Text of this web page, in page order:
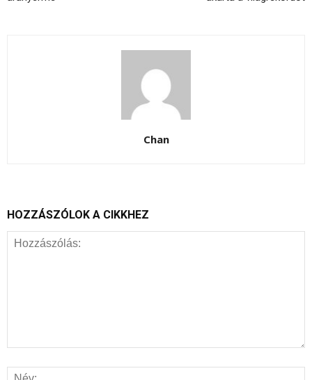
Chan
HOZZÁSZÓLOK A CIKKHEZ